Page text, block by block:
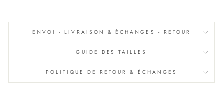
ENVOI - LIVRAISON & ÉCHANGES - RETOUR
GUIDE DES TAILLES
POLITIQUE DE RETOUR & ÉCHANGES